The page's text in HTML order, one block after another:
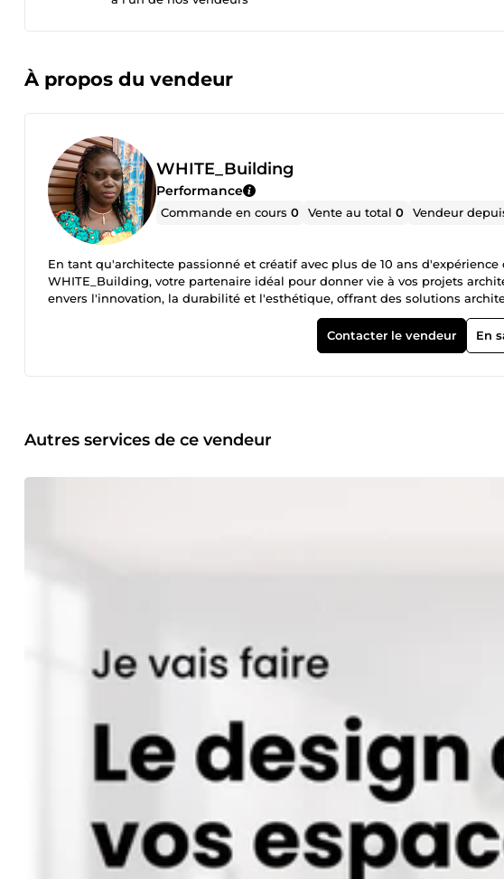
À propos du vendeur
WHITE_Building
Performance
Commande en cours0 Vente au total0 Vendeur
En tant qu'architecte passionné et créatif avec plus de 10 ans
WHITE_Building, votre partenaire idéal pour donner vie à vos projets
envers l'innovation, la durabilité et l'esthétique, offrant des solutions
bâtiments anciens Design intérieur élégant et pratique Architecture
commerciaux et résidentiels Ma philosophie repose sur la conviction que
professionnels du bâtiment -Réalisations marquantes : Au cours de ma
collaborations variées, allant de la conception d'espaces résidentiels et
N’hésitez pas à me contacter pour discuter de vos idées et voir comment
Contacter le vendeur En
Autres services de ce vendeur